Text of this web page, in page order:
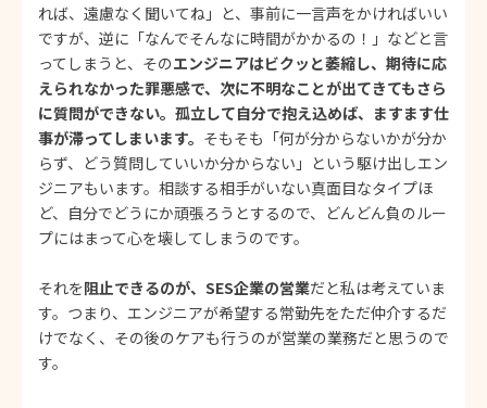
れば、遠慮なく聞いてね」と、事前に一言声をかければいい
ですが、逆に「なんでそんなに時間がかかるの！」などと言
ってしまうと、そのエンジニアはビクッと萎縮し、期待に応
えられなかった罪悪感で、次に不明なことが出てきてもさら
に質問ができない。孤立して自分で抱え込めば、ますます仕
事が滞ってしまいます。 そもそも「何が分からないかが分か
らず、どう質問していいか分からない」という駆け出しエン
ジニアもいます。相談する相手がいない真面目なタイプほ
ど、自分でどうにか頑張ろうとするので、どんどん負のルー
プにはまって心を壊してしまうのです。
それを阻止できるのが、SES企業の営業だと私は考えていま
す。つまり、エンジニアが希望する常勤先をただ仲介するだ
けでなく、その後のケアも行うのが営業の業務だと思うので
す。